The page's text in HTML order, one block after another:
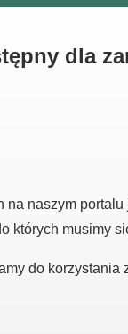
dla
na naszym
których musimy
do korzystania